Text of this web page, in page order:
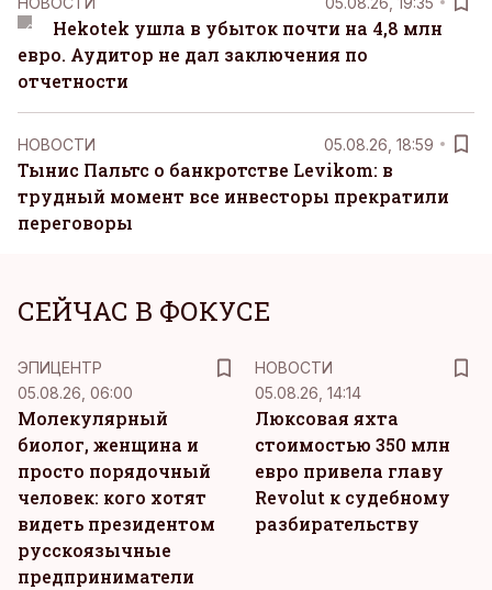
Hekotek ушла в убыток почти на 4,8 млн
евро. Аудитор не дал заключения по
отчетности
НОВОСТИ 05.08.26, 18:59
Тынис Пальтс о банкротстве Levikom: в
трудный момент все инвесторы прекратили
переговоры
СЕЙЧАС В ФОКУСЕ
ЭПИЦЕНТР
05.08.26, 06:00
Молекулярный
биолог, женщина и
просто порядочный
человек: кого хотят
видеть президентом
русскоязычные
предприниматели
НОВОСТИ
05.08.26, 14:14
Люксовая яхта
стоимостью 350 млн
евро привела главу
Revolut к судебному
разбирательству